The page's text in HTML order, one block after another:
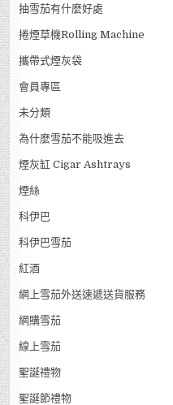
抽雪茄有什麼好處
捲煙草機Rolling Machine
攜帶式煙灰袋
會員專區
未分類
為什麼雪茄不能吸進去
煙灰缸 Cigar Ashtrays
煙絲
科伊巴
科伊巴雪茄
紅酒
網上雪茄外送速遞送貨服務
網購雪茄
線上雪茄
聖誕禮物
聖誕節禮物